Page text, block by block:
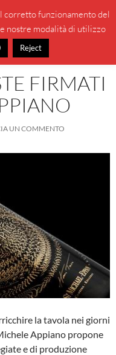
MENU
FIRMATI
UN COMMENTO
la tavola nei giorni
Appiano propone
e di produzione
corretto funzionamento del
nostre modalità di utilizzo
Reject